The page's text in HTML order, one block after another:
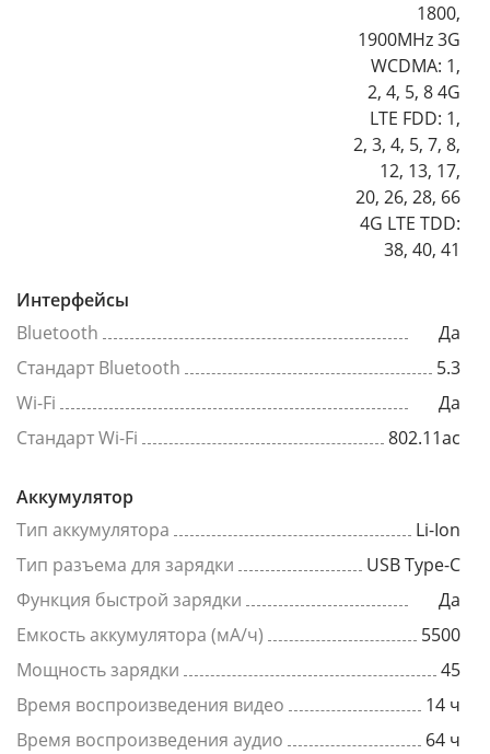
1800,
1900MHz 3G
WCDMA: 1,
2, 4, 5, 8 4G
LTE FDD: 1,
2, 3, 4, 5, 7, 8,
12, 13, 17,
20, 26, 28, 66
4G LTE TDD:
38, 40, 41
Интерфейсы
Bluetooth
Да
Стандарт Bluetooth
5.3
Wi-Fi
Да
Стандарт Wi-Fi
802.11ac
Аккумулятор
Тип аккумулятора
Li-Ion
Тип разъема для зарядки
USB Type-C
Функция быстрой зарядки
Да
Емкость аккумулятора (мА/ч)
5500
Мощность зарядки
45
Время воспроизведения видео
14 ч
Время воспроизведения аудио
64 ч